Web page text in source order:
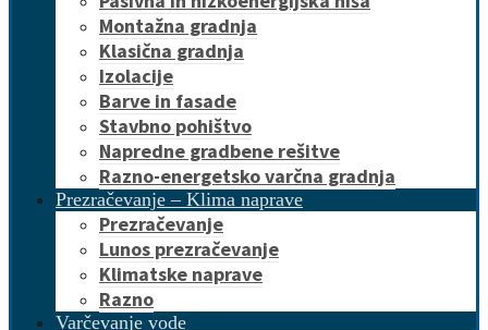
Montažna gradnja
Klasična gradnja
Izolacije
Barve in fasade
Stavbno pohištvo
Napredne gradbene rešitve
Razno-energetsko varčna gradnja
Prezračevanje – Klima naprave
Prezračevanje
Lunos prezračevanje
Klimatske naprave
Razno
Varčevanje vode